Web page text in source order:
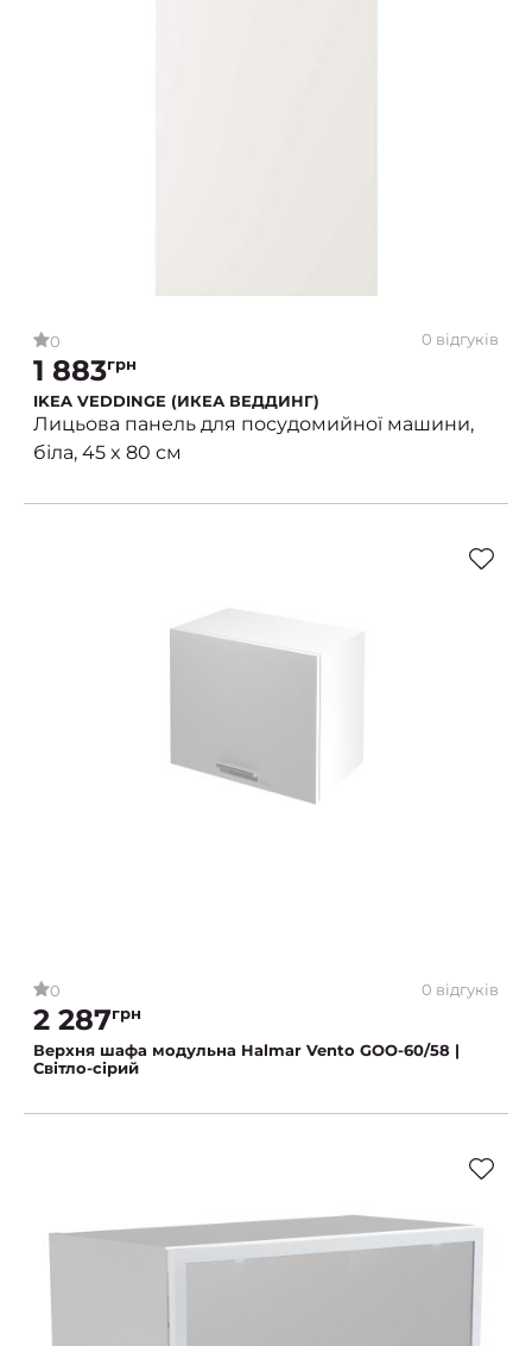
0 0 відгуків
1 883грн
IKEA VEDDINGE (ИКЕА ВЕДДИНГ)
Лицьова панель для посудомийної машини,
біла, 45 x 80 см
0 0 відгуків
2 287грн
Верхня шафа модульна Halmar Vento GOO-60/58 |
Світло-сірий